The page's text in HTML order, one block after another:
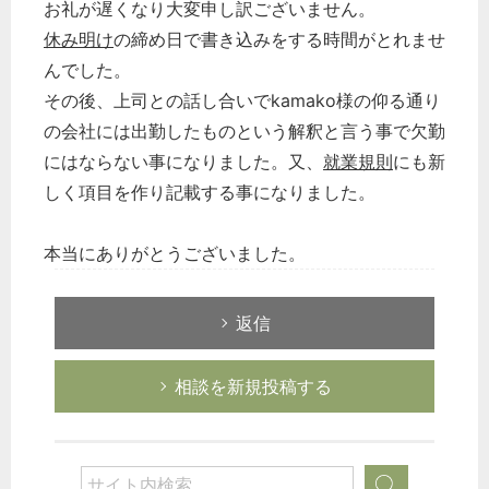
お礼が遅くなり大変申し訳ございません。
休み明けの締め日で書き込みをする時間がとれませ
んでした。
その後、上司との話し合いでkamako様の仰る通り
の会社には出勤したものという解釈と言う事で欠勤
にはならない事になりました。又、 就業規則にも新
しく項目を作り記載する事になりました。
本当にありがとうございました。
返信
相談を新規投稿する